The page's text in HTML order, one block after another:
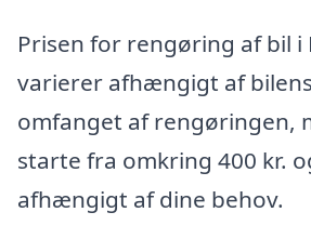
Prisen for rengøring af bil i
varierer afhængigt af
omfanget af rengøringen,
starte fra omkring 400 kr.
afhængigt af dine behov.